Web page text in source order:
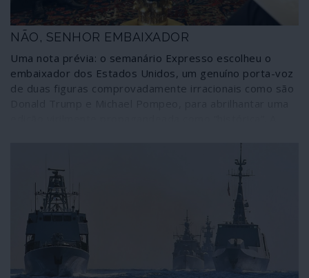
tenciona abandonar os seus aliados e os seus
interesses no Médio Oriente.
NÃO, SENHOR EMBAIXADOR
Uma nota prévia: o semanário Expresso escolheu o
embaixador dos Estados Unidos, um genuíno porta-voz
de duas figuras comprovadamente irracionais como são